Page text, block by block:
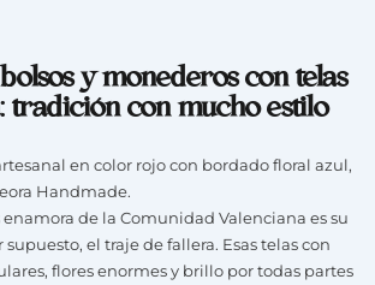
y monederos con telas
tradición con mucho estilo
de la Comunidad Valenciana es su
supuesto, el traje de fallera. Esas telas con
flores enormes y brillo por todas partes